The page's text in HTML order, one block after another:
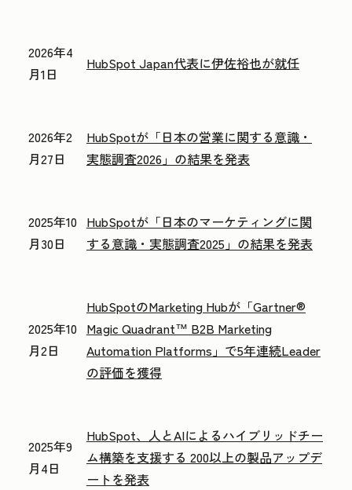
2026年4
月1日
HubSpot Japan代表に伊佐裕也が就任
2026年2
月27日
HubSpotが「日本の営業に関する意識・
実態調査2026」の結果を発表
2025年10
月30日
HubSpotが「日本のマーケティングに関
する意識・実態調査2025」の結果を発表
2025年10
月2日
HubSpotのMarketing Hubが「Gartner®
Magic Quadrant™ B2B Marketing
Automation Platforms」で5年連続Leader
の評価を獲得
2025年9
月4日
HubSpot、人とAIによるハイブリッドチー
ム構築を支援する 200以上の製品アップデ
ートを発表